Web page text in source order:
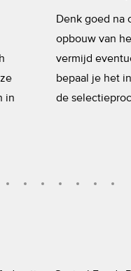
in
Denk goed na
opbouw van
vermijd
bepaal je het
de